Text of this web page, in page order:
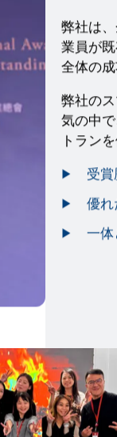
弊社は
業員が
全体の
弊社の
気の中
トラン
受
優れ
一体